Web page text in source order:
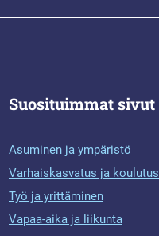
Suosituimmat sivut
Asuminen ja ympäristö
Varhaiskasvatus ja koulutus
Työ ja yrittäminen
Vapaa-aika ja liikunta